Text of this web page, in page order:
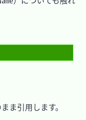
ま引用します。